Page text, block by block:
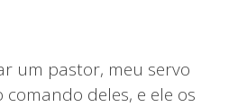
um pastor, meu servo
comando deles, e ele os